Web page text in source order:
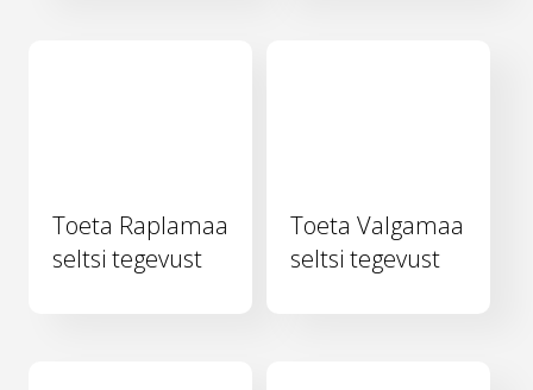
Toeta Raplamaa
seltsi tegevust
Toeta Valgamaa
seltsi tegevust